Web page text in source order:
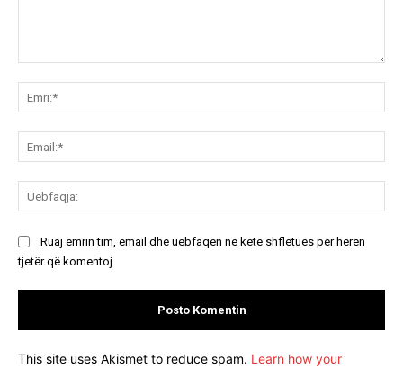
Ruaj emrin tim, email dhe uebfaqen në këtë shfletues për herën
tjetër që komentoj.
This site uses Akismet to reduce spam. Learn how your